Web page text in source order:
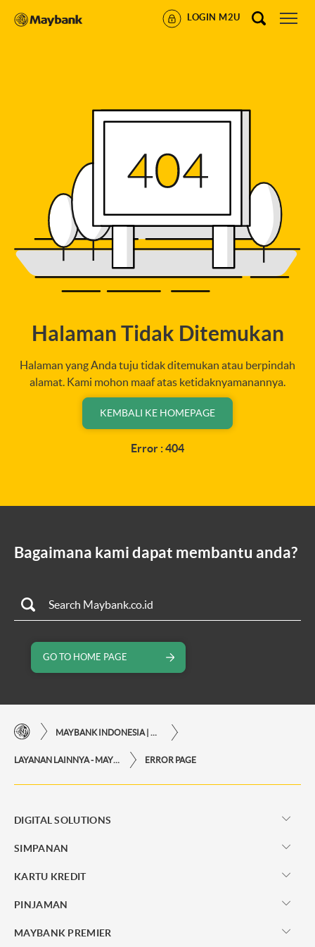
LOGIN M2U
Halaman Tidak Ditemukan
Halaman yang Anda tuju tidak ditemukan atau berpindah
alamat. Kami mohon maaf atas ketidaknyamanannya.
KEMBALI KE HOMEPAGE
Error : 404
Bagaimana kami dapat membantu anda?
GO TO HOME PAGE
ERROR PAGE
DIGITAL SOLUTIONS
SIMPANAN
KARTU KREDIT
PINJAMAN
MAYBANK PREMIER